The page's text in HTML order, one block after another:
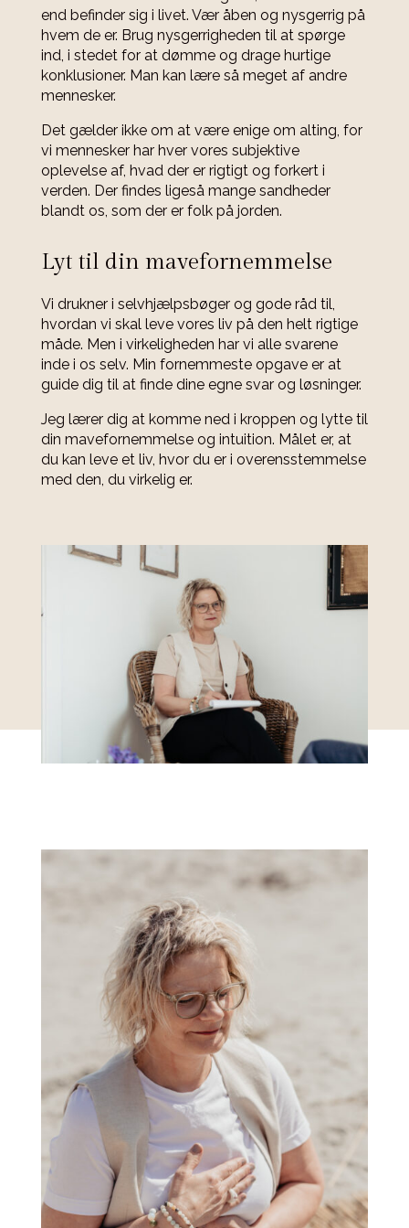
end befinder sig i livet. Vær åben og nysgerrig på
hvem de er. Brug nysgerrigheden til at spørge
ind, i stedet for at dømme og drage hurtige
konklusioner. Man kan lære så meget af andre
mennesker.
Det gælder ikke om at være enige om alting, for
vi mennesker har hver vores subjektive
oplevelse af, hvad der er rigtigt og forkert i
verden. Der findes ligeså mange sandheder
blandt os, som der er folk på jorden.
Lyt til din mavefornemmelse
Vi drukner i selvhjælpsbøger og gode råd til,
hvordan vi skal leve vores liv på den helt rigtige
måde. Men i virkeligheden har vi alle svarene
inde i os selv. Min fornemmeste opgave er at
guide dig til at finde dine egne svar og løsninger.
Jeg lærer dig at komme ned i kroppen og lytte til
din mavefornemmelse og intuition. Målet er, at
du kan leve et liv, hvor du er i overensstemmelse
med den, du virkelig er.